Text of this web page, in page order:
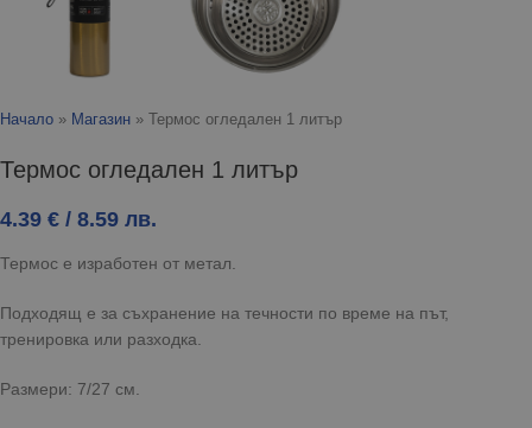
Начало » Магазин » Термос огледален 1 литър
Термос огледален 1 литър
4.39 € / 8.59 лв.
Термос е изработен от метал.
Подходящ е за съхранение на течности по време на път,
тренировка или разходка.
Размери: 7/27 см.